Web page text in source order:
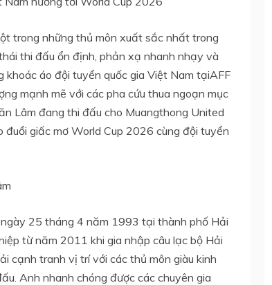
trong những thủ môn xuất sắc nhất trong
thi đấu ổn định, phản xạ nhanh nhạy và
áo đội tuyển quốc gia Việt Nam tạiAFF
mạnh mẽ với các pha cứu thua ngoạn mục
Lâm đang thi đấu cho Muangthong United
giấc mơ World Cup 2026 cùng đội tuyển
25 tháng 4 năm 1993 tại thành phố Hải
từ năm 2011 khi gia nhập câu lạc bộ Hải
cạnh tranh vị trí với các thủ môn giàu kinh
Anh nhanh chóng được các chuyên gia